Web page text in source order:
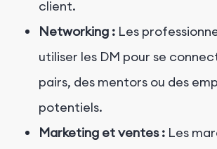
client.
Networking : Les
utiliser les DM pour se
pairs, des mentors ou des
potentiels.
Marketing et ventes : Les